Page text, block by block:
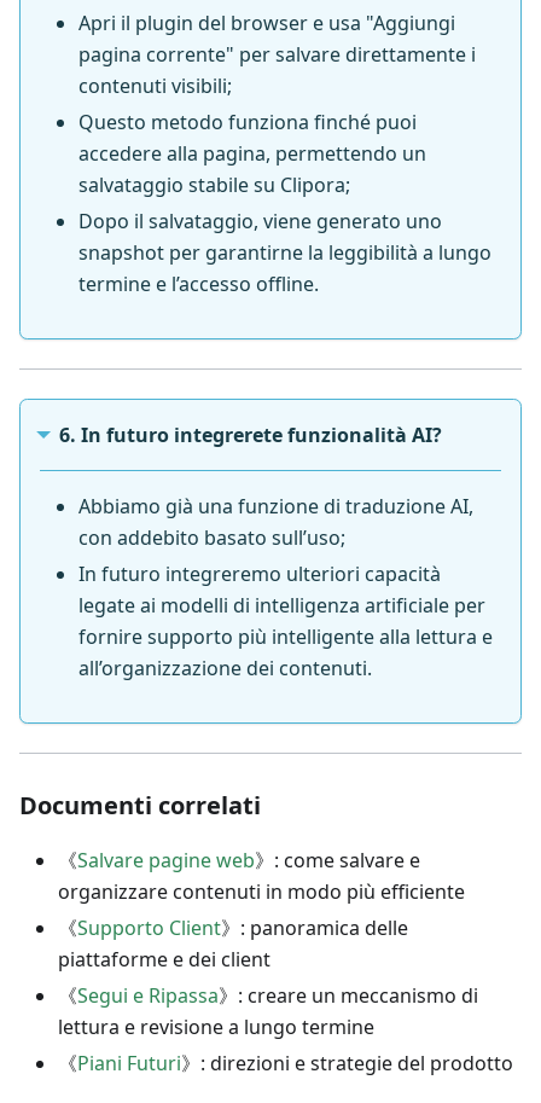
Apri il plugin del browser e usa "Aggiungi
pagina corrente" per salvare direttamente i
contenuti visibili;
Questo metodo funziona finché puoi
accedere alla pagina, permettendo un
salvataggio stabile su Clipora;
Dopo il salvataggio, viene generato uno
snapshot per garantirne la leggibilità a lungo
termine e l’accesso offline.
6. In futuro integrerete funzionalità AI?
Abbiamo già una funzione di traduzione AI,
con addebito basato sull’uso;
In futuro integreremo ulteriori capacità
legate ai modelli di intelligenza artificiale per
fornire supporto più intelligente alla lettura e
all’organizzazione dei contenuti.
Documenti correlati
《Salvare pagine web》: come salvare e
organizzare contenuti in modo più efficiente
《Supporto Client》: panoramica delle
piattaforme e dei client
《Segui e Ripassa》: creare un meccanismo di
lettura e revisione a lungo termine
《Piani Futuri》: direzioni e strategie del prodotto